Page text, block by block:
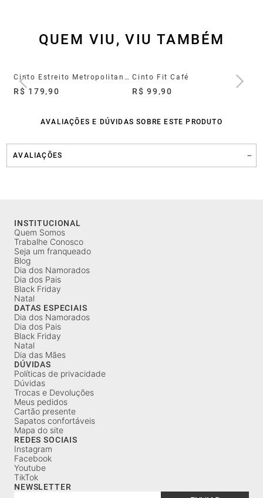
QUEM VIU, VIU TAMBÉM
Cinto Estreito Metropolitan Mogno
R$ 179,90
Cinto Fit Café
R$ 99,90
AVALIAÇÕES E DÚVIDAS SOBRE ESTE PRODUTO
AVALIAÇÕES
INSTITUCIONAL
Quem Somos
Trabalhe Conosco
Seja um franqueado
Blog
Dia dos Namorados
Dia dos Pais
Black Friday
Natal
DATAS ESPECIAIS
Dia dos Namorados
Dia dos Pais
Black Friday
Natal
Dia das Mães
DÚVIDAS
Políticas de privacidade
Dúvidas
Trocas e Devoluções
Meus pedidos
Cartão presente
Sapatos confortáveis
Mapa do site
REDES SOCIAIS
Instagram
Facebook
Youtube
TikTok
NEWSLETTER